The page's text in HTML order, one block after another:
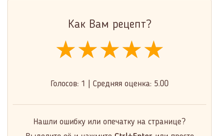
Как Вам рецепт?
★★★★★
★★★★★
★★★★★
Голосов: 1 Средняя оценка: 5.00
Нашли ошибку или опечатку на странице?